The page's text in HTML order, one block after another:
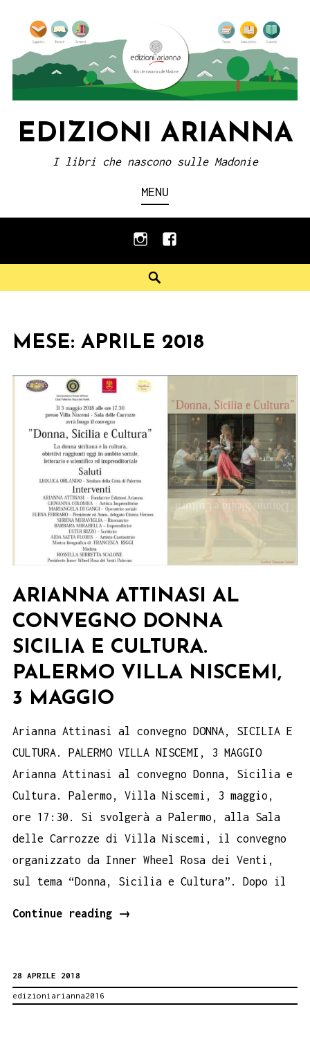
content
EDIZIONI ARIANNA
I libri che nascono sulle Madonie
MENU
instagramfacebook
MESE: APRILE 2018
ARIANNA ATTINASI AL
CONVEGNO DONNA
SICILIA E CULTURA.
PALERMO VILLA NISCEMI,
3 MAGGIO
Arianna Attinasi al convegno DONNA, SICILIA E
CULTURA. PALERMO VILLA NISCEMI, 3 MAGGIO
Arianna Attinasi al convegno Donna, Sicilia e
Cultura. Palermo, Villa Niscemi, 3 maggio,
ore 17:30. Si svolgerà a Palermo, alla Sala
delle Carrozze di Villa Niscemi, il convegno
organizzato da Inner Wheel Rosa dei Venti,
sul tema “Donna, Sicilia e Cultura”. Dopo il
Continue reading
Arianna
→
28 APRILE 2018
edizioniarianna2016